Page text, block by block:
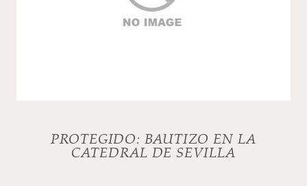
PROTEGIDO: BAUTIZO EN LA
CATEDRAL DE SEVILLA